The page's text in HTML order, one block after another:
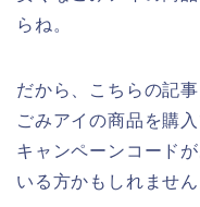
らね。
だから、こちらの記
ごみアイの商品を購
キャンペーンコード
いる方かもしれません